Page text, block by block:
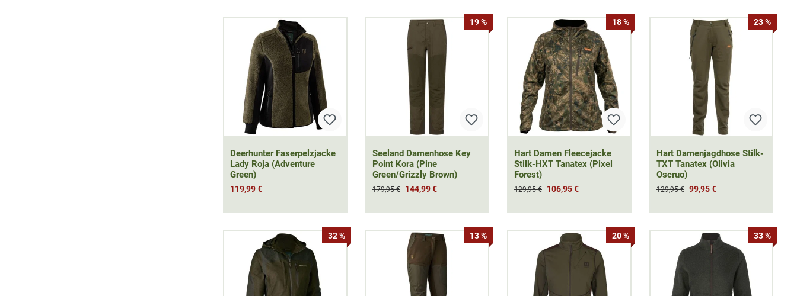
Deerhunter Faserpelzjacke
Lady Roja (Adventure
Green)
119,99 €
19 %
Seeland Damenhose Key
Point Kora (Pine
Green/Grizzly Brown)
179,95 € 144,99 €
18 %
Hart Damen Fleecejacke
Stilk-HXT Tanatex (Pixel
Forest)
129,95 € 106,95 €
23 %
Hart Damenjagdhose Stilk-
TXT Tanatex (Olivia
Oscruo)
129,95 € 99,95 €
32 % 13 % 20 % 33 %